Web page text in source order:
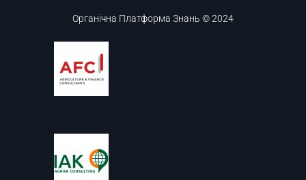
Органічна Платформа Знань © 2024